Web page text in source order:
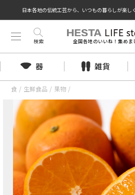
日本各地の伝統工芸から、いつもの暮らしが楽し
全国各地のいいね！集めま
検索
器 雑貨
食 / 生鮮食品 / 果物 /